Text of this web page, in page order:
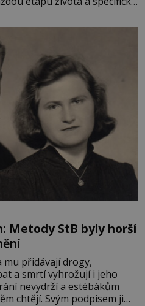
pokoj miminka měl působit
věk je
Metody StB byly horší
mu přidávají drogy,
a smrtí vyhrožují i jeho
nevydrží a estébákům
chtějí. Svým podpisem jim